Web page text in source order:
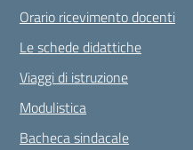
Orario ricevimento docenti
Le schede didattiche
Viaggi di istruzione
Modulistica
Bacheca sindacale